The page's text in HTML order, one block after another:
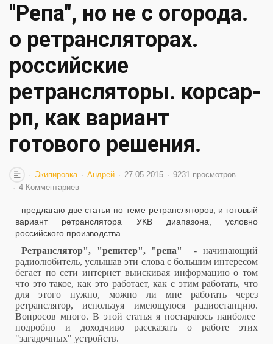
"Репа", но не с огорода.
о ретрансляторах.
российские
ретрансляторы. корсар-
рп, как вариант
готового решения.
Экипировка Андрей 27.05.2015
9231 просмотров
4 Комментариев
предлагаю две статьи по теме ретрансляторов, и готовый
вариант ретранслятора УКВ диапазона, условно
российского производства.
Ретранслятор", "репитер", "репа"
- начинающий
радиолюбитель, услышав эти слова с большим интересом
бегает по сети интернет выискивая информацию о том
что это такое, как это работает, как с этим работать, что
для этого нужно, можно ли мне работать через
ретранслятор, используя имеющуюся радиостанцию.
Вопросов много. В этой статья я постараюсь наиболее
подробно и доходчиво рассказать о работе этих
"загадочных" устройств.